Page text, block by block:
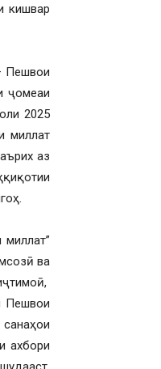
кишвар
Пешвои
ҷомеаи
2025
миллат
аз
ва
Пешвои
ахбори